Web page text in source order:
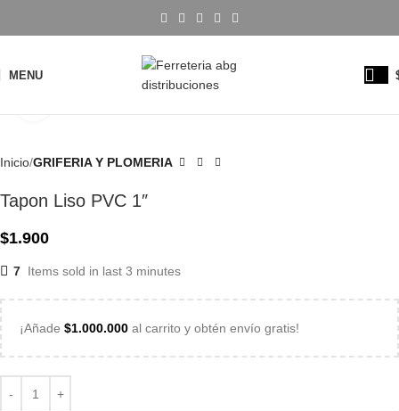
MENU
Inicio GRIFERIA Y PLOMERIA
Tapon Liso PVC 1″
$1.900
7 Items sold in last 3 minutes
¡Añade $1.000.000 al carrito y obtén envío gratis!